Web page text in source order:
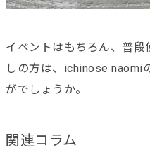
イベントはもちろん、普
しの方は、ichinose naomi
がでしょうか。
関連コラム